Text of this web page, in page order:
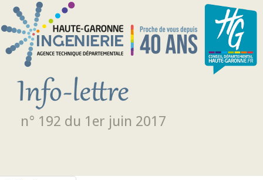
Aller au contenu principal
n° 192 du 1er juin 2017